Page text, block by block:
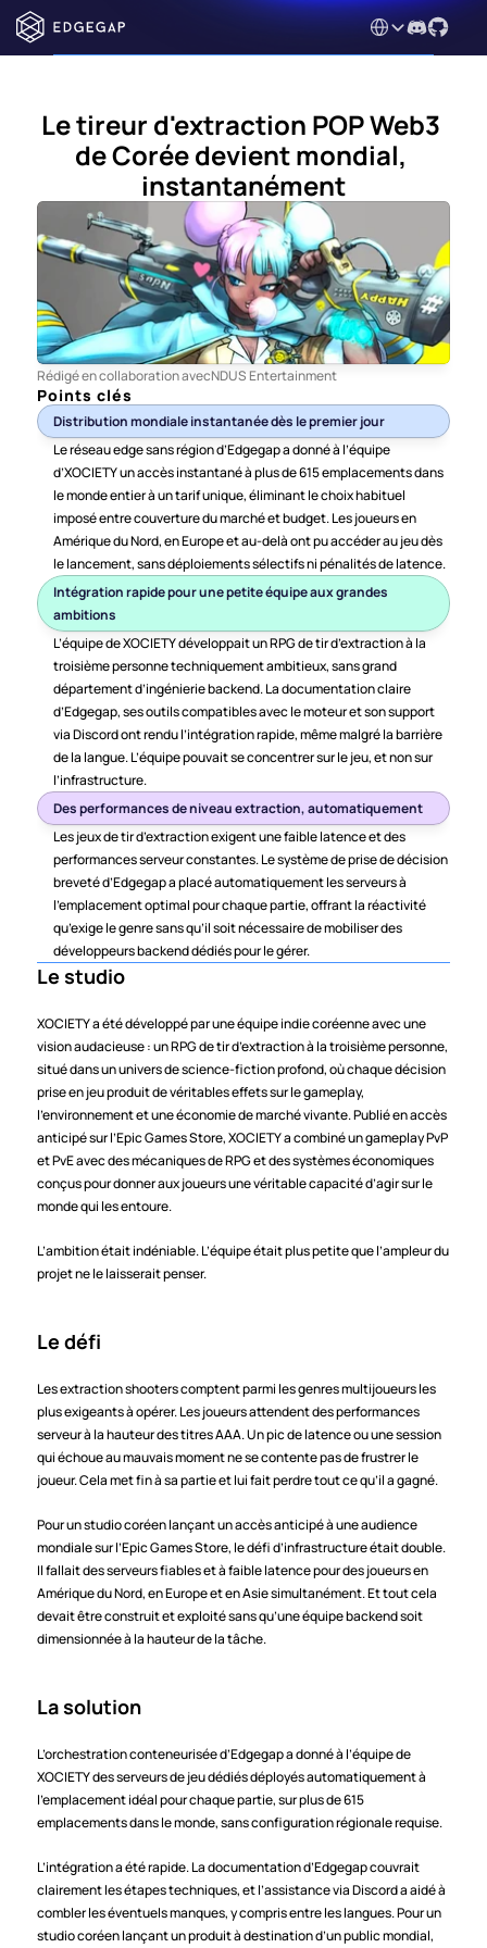
Select Language
Le tireur d'extraction POP Web3
de Corée devient mondial,
instantanément
Rédigé en collaboration avecNDUS Entertainment
Points clés
Distribution mondiale instantanée dès le premier jour
Le réseau edge sans région d’Edgegap a donné à l’équipe
d’XOCIETY un accès instantané à plus de 615 emplacements dans
le monde entier à un tarif unique, éliminant le choix habituel
imposé entre couverture du marché et budget. Les joueurs en
Amérique du Nord, en Europe et au-delà ont pu accéder au jeu dès
le lancement, sans déploiements sélectifs ni pénalités de latence.
Intégration rapide pour une petite équipe aux grandes
ambitions
L’équipe de XOCIETY développait un RPG de tir d’extraction à la
troisième personne techniquement ambitieux, sans grand
département d’ingénierie backend. La documentation claire
d’Edgegap, ses outils compatibles avec le moteur et son support
via Discord ont rendu l’intégration rapide, même malgré la barrière
de la langue. L’équipe pouvait se concentrer sur le jeu, et non sur
l’infrastructure.
Des performances de niveau extraction, automatiquement
Les jeux de tir d’extraction exigent une faible latence et des
performances serveur constantes. Le système de prise de décision
breveté d’Edgegap a placé automatiquement les serveurs à
l’emplacement optimal pour chaque partie, offrant la réactivité
qu’exige le genre sans qu’il soit nécessaire de mobiliser des
développeurs backend dédiés pour le gérer.
Le studio
XOCIETY a été développé par une équipe indie coréenne avec une
vision audacieuse : un RPG de tir d’extraction à la troisième personne,
situé dans un univers de science-fiction profond, où chaque décision
prise en jeu produit de véritables effets sur le gameplay,
l’environnement et une économie de marché vivante. Publié en accès
anticipé sur l’Epic Games Store, XOCIETY a combiné un gameplay PvP
et PvE avec des mécaniques de RPG et des systèmes économiques
conçus pour donner aux joueurs une véritable capacité d’agir sur le
monde qui les entoure.
L’ambition était indéniable. L’équipe était plus petite que l’ampleur du
projet ne le laisserait penser.
Le défi
Les extraction shooters comptent parmi les genres multijoueurs les
plus exigeants à opérer. Les joueurs attendent des performances
serveur à la hauteur des titres AAA. Un pic de latence ou une session
qui échoue au mauvais moment ne se contente pas de frustrer le
joueur. Cela met fin à sa partie et lui fait perdre tout ce qu’il a gagné.
Pour un studio coréen lançant un accès anticipé à une audience
mondiale sur l’Epic Games Store, le défi d’infrastructure était double.
Il fallait des serveurs fiables et à faible latence pour des joueurs en
Amérique du Nord, en Europe et en Asie simultanément. Et tout cela
devait être construit et exploité sans qu’une équipe backend soit
dimensionnée à la hauteur de la tâche.
La solution
L’orchestration conteneurisée d’Edgegap a donné à l’équipe de
XOCIETY des serveurs de jeu dédiés déployés automatiquement à
l’emplacement idéal pour chaque partie, sur plus de 615
emplacements dans le monde, sans configuration régionale requise.
L’intégration a été rapide. La documentation d’Edgegap couvrait
clairement les étapes techniques, et l’assistance via Discord a aidé à
combler les éventuels manques, y compris entre les langues. Pour un
studio coréen lançant un produit à destination d’un public mondial,